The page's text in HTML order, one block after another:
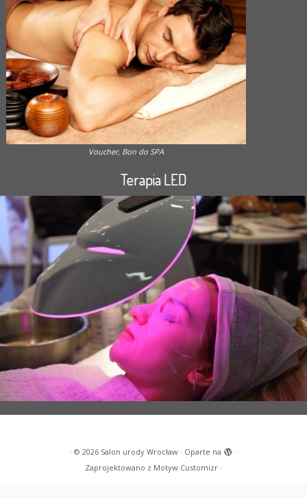
Voucher, Bon do SPA
Terapia LED
· © 2026 Salon urody Wrocław · Oparte na
·
Zaprojektowano z Motyw Customizr ·